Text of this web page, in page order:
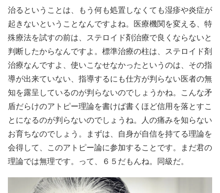
治るということは、もう何も処置しなくても湿疹や炎症が
起きないということなんですよね。医療機関を変える、特
殊療法を試すの前は、ステロイド剤治療で良くならないと
判断したからなんですよ。標準治療の柱は、ステロイド剤
治療なんですよ、使いこなせなかったというのは、その指
導が出来ていない、指導するにも仕方が判らない医者の無
知を露呈しているのが判らないのでしょうかね。こんな矛
盾だらけのアトピー理論を書けば書くほど信用を落とすこ
とになるのが判らないのでしょうね。人の痛みを知らない
お育ちなのでしょう。まずは、自身が自信を持てる理論を
会得して、このアトピー論に参加することです。まだ君の
理論では無理です。って、６５だもんね。同級だ。